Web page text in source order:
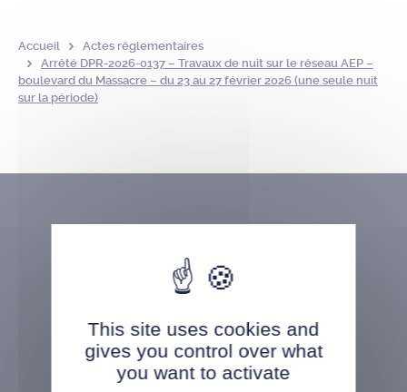
Accueil
Actes réglementaires
Arrêté DPR-2026-0137 – Travaux de nuit sur le réseau AEP –
boulevard du Massacre – du 23 au 27 février 2026 (une seule nuit
sur la période)
This site uses cookies and
gives you control over what
you want to activate